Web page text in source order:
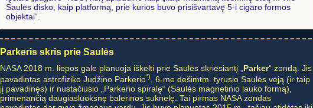
Saulės disko, kaip platformą, prie kurios buvo prisišvartavę 5-i cigaro formos
objektai“.
Parkeris skris prie Saulės
NASA2018 m. liepos gale planuoja iškelti prie Saulės skriesiantį „Parker“ zondą. Jis
pavadintas astrofiziko Judžino Parkerio*)
, 6-me dešimtm. tyrusio Saulės vėją (ir taip
jį pavadinęs) ir nustačiusio „Parkerio spiralę“ (Saulės magnetinio lauko formą),
primenančią daugiasluoksnę balerinos suknelę. Tai pirmas NASA zondas